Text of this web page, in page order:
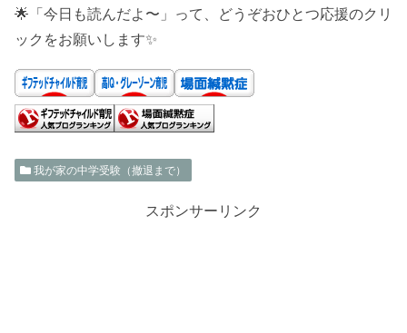
🌟「今日も読んだよ〜」って、どうぞおひとつ応援のクリ
ックをお願いします✨
我が家の中学受験（撤退まで）
スポンサーリンク